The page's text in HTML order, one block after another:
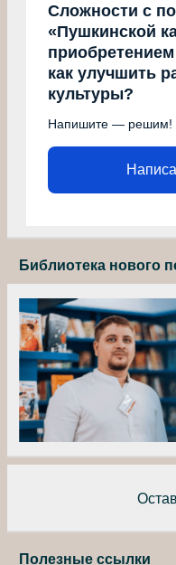
Сложности с
«Пушкинской
как улучшить
культуры?
Напишите — решим!
Библиотека нового
Полезные ссылки